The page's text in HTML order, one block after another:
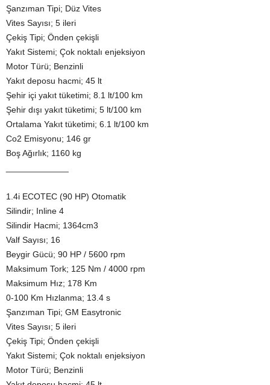
Şanzıman Tipi; Düz Vites
Vites Sayısı; 5 ileri
Çekiş Tipi; Önden çekişli
Yakıt Sistemi; Çok noktalı enjeksiyon
Motor Türü; Benzinli
Yakıt deposu hacmi; 45 lt
Şehir içi yakıt tüketimi; 8.1 lt/100 km
Şehir dışı yakıt tüketimi; 5 lt/100 km
Ortalama Yakıt tüketimi; 6.1 lt/100 km
Co2 Emisyonu; 146 gr
Boş Ağırlık; 1160 kg
1.4i ECOTEC (90 HP) Otomatik
Silindir; Inline 4
Silindir Hacmi; 1364cm3
Valf Sayısı; 16
Beygir Gücü; 90 HP / 5600 rpm
Maksimum Tork; 125 Nm / 4000 rpm
Maksimum Hız; 178 Km
0-100 Km Hızlanma; 13.4 s
Şanzıman Tipi; GM Easytronic
Vites Sayısı; 5 ileri
Çekiş Tipi; Önden çekişli
Yakıt Sistemi; Çok noktalı enjeksiyon
Motor Türü; Benzinli